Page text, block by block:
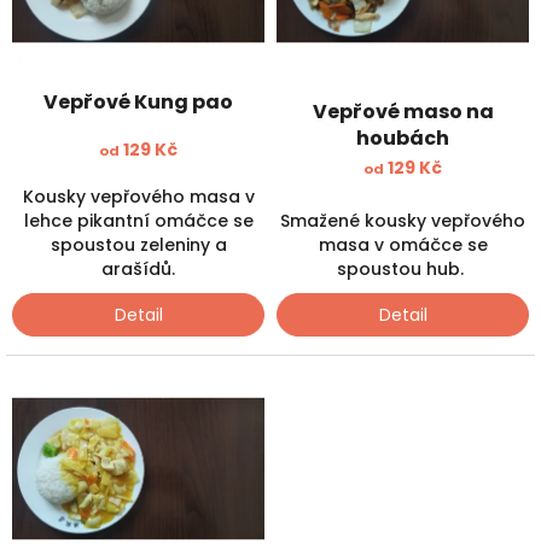
r
Vepřové Kung pao
od 129 Kč
Kousky vepřového masa v
lehce pikantní omáčce se
spoustou zeleniny a
arašídů.
Detail
Vepřové maso na
houbách
od 129 Kč
Smažené kousky vepřového
masa v omáčce se
spoustou hub.
Detail